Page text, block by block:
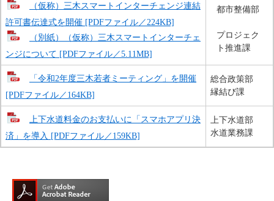
（仮称）三木スマートインターチェンジ連結
許可書伝達式を開催 [PDFファイル／224KB]
（別紙）（仮称）三木スマートインターチェ
ンジについて [PDFファイル／5.11MB]
都市整備部
プロジェク
ト推進課
「令和2年度三木若者ミーティング」を開催
[PDFファイル／164KB]
総合政策部
縁結び課
上下水道料金のお支払いに「スマホアプリ決
済」を導入 [PDFファイル／159KB]
上下水道部
水道業務課